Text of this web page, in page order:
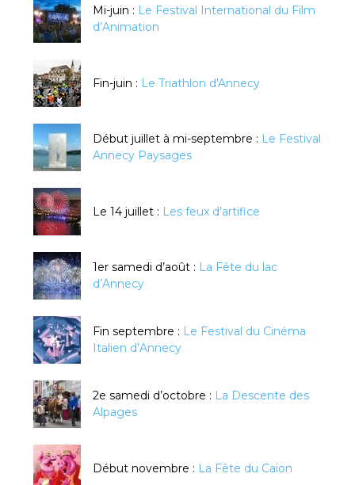
Mi-juin : Le Festival International du Film
d’Animation
Fin-juin : Le Triathlon d'Annecy
Début juillet à mi-septembre : Le Festival
Annecy Paysages
Le 14 juillet : Les feux d’artifice
1er samedi d’août : La Fête du lac
d’Annecy
Fin septembre : Le Festival du Cinéma
Italien d’Annecy
2e samedi d’octobre : La Descente des
Alpages
Début novembre : La Fête du Caïon